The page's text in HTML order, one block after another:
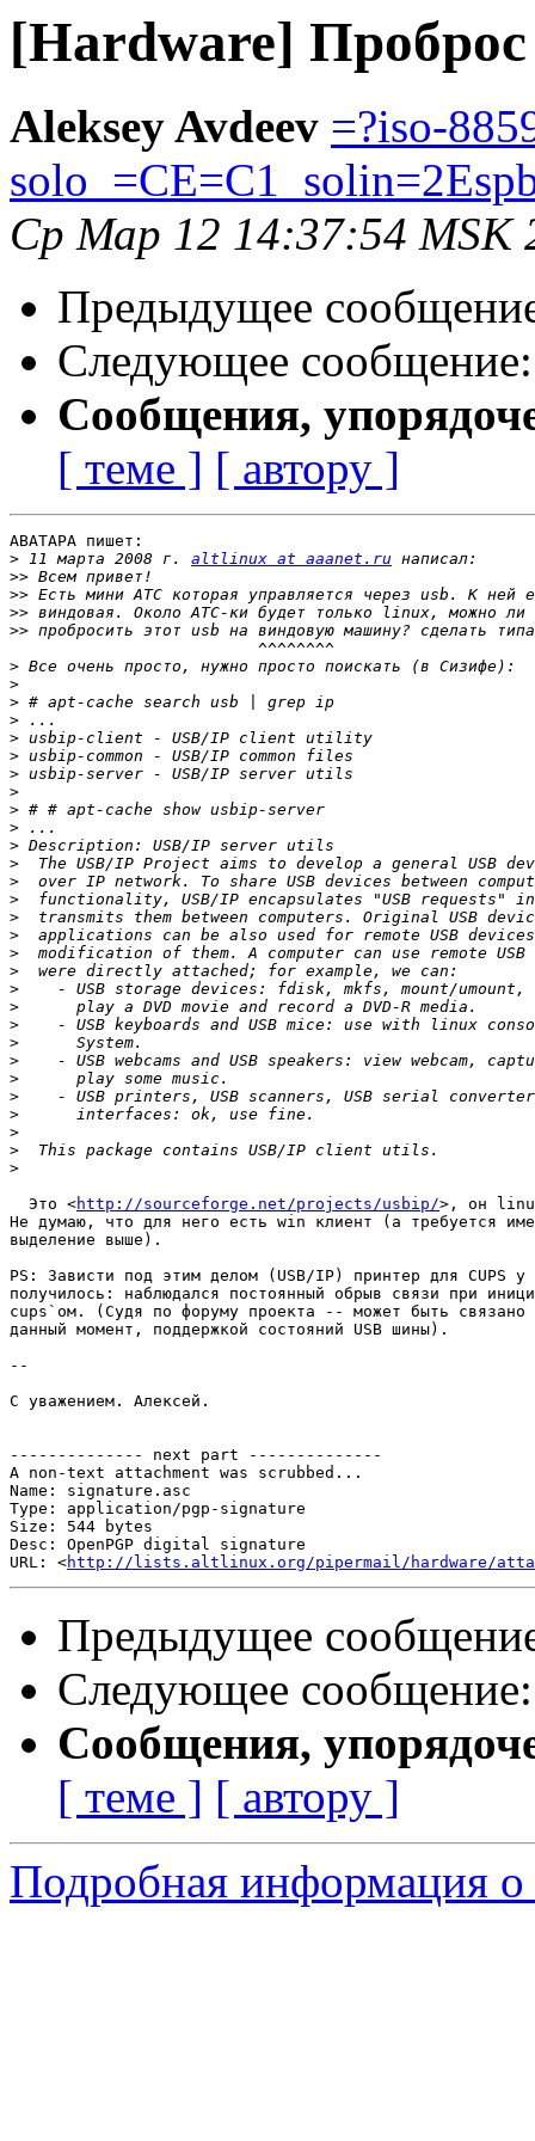
[Hardware] Проброс
Aleksey Avdeev =?iso-
Ср Мар 12 14:37:54 MSK
Предыдущее
Следующее
Сообщения,
[ теме ] [ автору ]
ABATAPA пишет:
> 11 марта 2008 г. altlinux at aaanet.ru
>>
>>
>>
>>
                          ^^^^^^^^
>
>
>
>
>
>
>
>
>
>
>
>
>
>
>
>
>
>
>
>
>
>
>
>
>
>
>
>
>
  Это <
http://sourceforge.net/projects/usbip/>, он
Не думаю, что для него есть win клиент (а требуется
выделение выше).
PS: Зависти под этим делом (USB/IP) принтер для CUPS
получилось: наблюдался постоянный обрыв связи при
cups`ом. (Судя по форуму проекта -- может быть связано
данный момент, поддержкой состояний USB шины).
--
С уважением. Алексей.
-------------- next part --------------
A non-text attachment was scrubbed...
Name: signature.asc
Type: application/pgp-signature
Size: 544 bytes
Desc: OpenPGP digital signature
URL: <http://lists.altlinux.org/pipermail/hardware/
Предыдущее
Следующее
Сообщения,
[ теме ] [ автору ]
Подробная информация о